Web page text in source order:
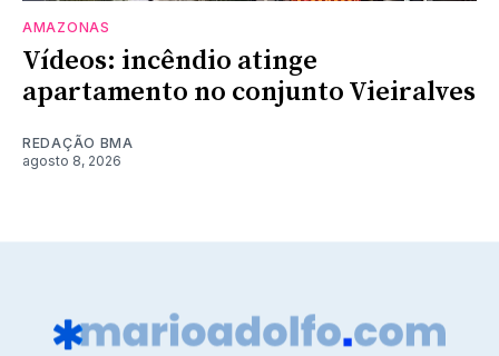
AMAZONAS
Vídeos: incêndio atinge
apartamento no conjunto Vieiralves
REDAÇÃO BMA
agosto 8, 2026